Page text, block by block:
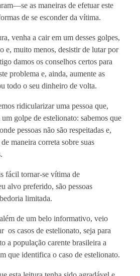
as maneiras de efetuar este
de se esconder da vítima.
venha a cair em um desses golpes,
e, muito menos, desistir de lutar por
damos os conselhos certos para
problema e, ainda, aumente as
todo o seu dinheiro de volta.
ridicularizar uma pessoa que,
golpe de estelionato: sabemos que
pessoas não são respeitadas e,
maneira correta sobre suas
fácil tornar-se vítima de
alvo preferido, são pessoas
limitada.
de um belo informativo, veio
os casos de estelionato, seja para
a população carente brasileira a
que identifica o caso de estelionato.